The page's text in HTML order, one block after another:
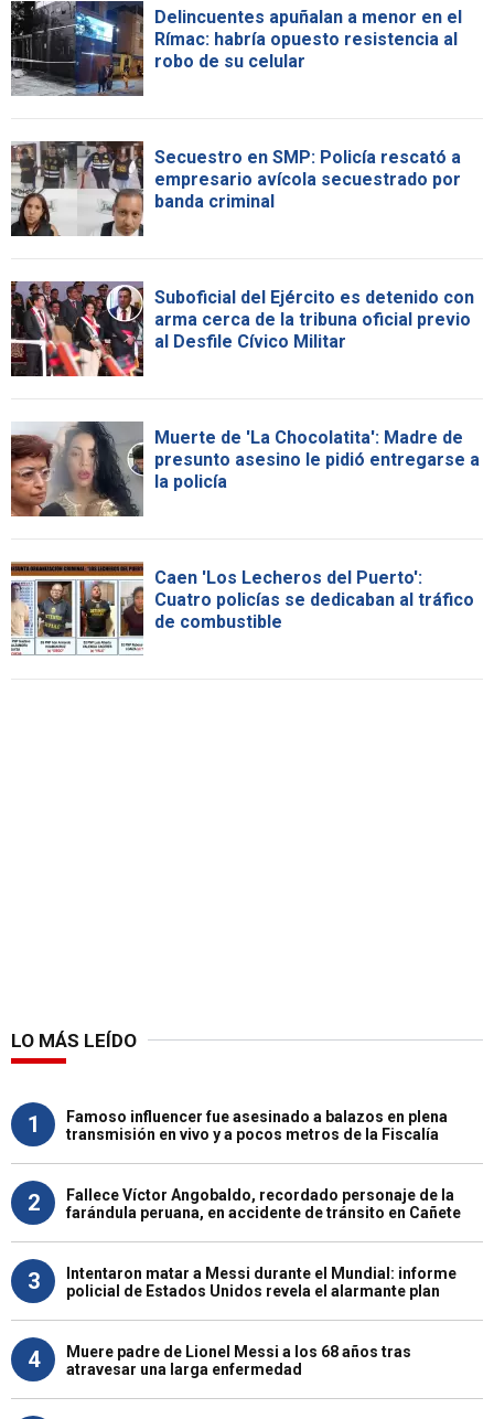
Delincuentes apuñalan a menor en el
Rímac: habría opuesto resistencia al
robo de su celular
Secuestro en SMP: Policía rescató a
empresario avícola secuestrado por
banda criminal
Suboficial del Ejército es detenido con
arma cerca de la tribuna oficial previo
al Desfile Cívico Militar
Muerte de 'La Chocolatita': Madre de
presunto asesino le pidió entregarse a
la policía
Caen 'Los Lecheros del Puerto':
Cuatro policías se dedicaban al tráfico
de combustible
LO MÁS LEÍDO
1
Famoso influencer fue asesinado a balazos en plena
transmisión en vivo y a pocos metros de la Fiscalía
2
Fallece Víctor Angobaldo, recordado personaje de la
farándula peruana, en accidente de tránsito en Cañete
3
Intentaron matar a Messi durante el Mundial: informe
policial de Estados Unidos revela el alarmante plan
4
Muere padre de Lionel Messi a los 68 años tras
atravesar una larga enfermedad